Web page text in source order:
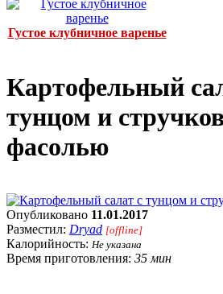
Густое клубничное варенье
Картофельный
тунцом и
фасолью
Опубликовано 11.01.2017
Разместил: Dryad [offline]
Калорийность: Не указана
Время приготовления: 35 мин